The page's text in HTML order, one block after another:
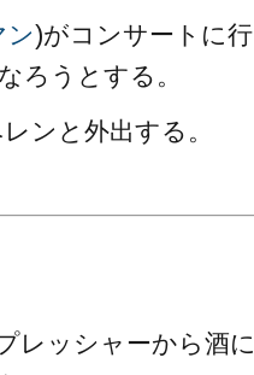
ン)がコンサートに行
ろうとする。
ンと外出する。
レッシャーから酒に